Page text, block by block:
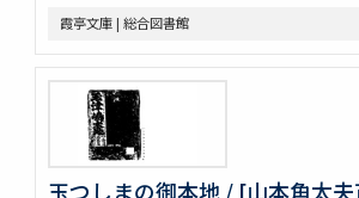
霞亭文庫 | 総合図書館
玉つしまの御本地 / [山本角太